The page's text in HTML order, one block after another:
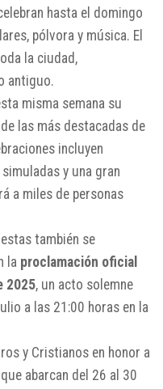
hasta el domingo
pólvora y música. El
la ciudad,
antiguo.
misma semana su
las más destacadas de
incluyen
y una gran
a miles de personas
también se
la proclamación oficial
2025, un acto solemne
a las 21:00 horas en la
y Cristianos en honor a
abarcan del 26 al 30